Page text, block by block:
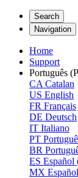
Search
Navigation
Home
Support
Português
CA Catalan
US English
FR Français
DE Deutsch
IT Italiano
PT
BR
ES Español
MX